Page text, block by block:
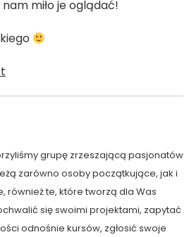
miło je oglądać!
grupę zrzeszającą pasjonatów
zarówno osoby początkujące, jak i
również te, które tworzą dla Was
się swoimi projektami, zapytać
odnośnie kursów, zgłosić swoje